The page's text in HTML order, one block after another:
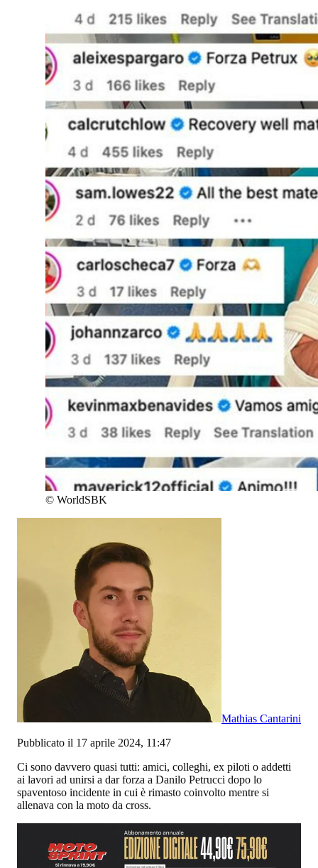
© WorldSBK
Mathias Cantarini
Pubblicato il 17 aprile 2024, 11:47
Ci sono davvero quasi tutti: amici, colleghi, ex piloti o addetti
ai lavori ad unirsi a dar forza a Danilo Petrucci dopo lo
spaventoso incidente in cui è rimasto coinvolto mentre si
allenava con la moto da cross.